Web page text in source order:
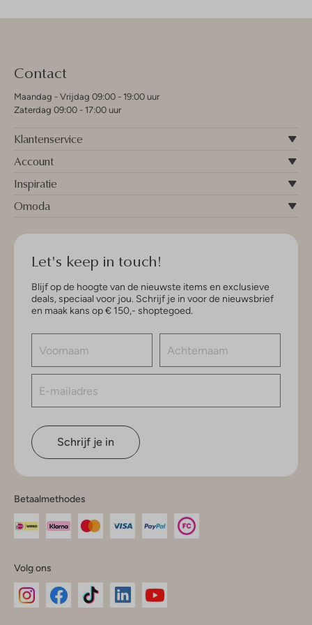
Contact
Maandag - Vrijdag 09:00 - 19:00 uur
Zaterdag 09:00 - 17:00 uur
Klantenservice
Account
Inspiratie
Omoda
Let's keep in touch!
Blijf op de hoogte van de nieuwste items en exclusieve
deals, speciaal voor jou. Schrijf je in voor de nieuwsbrief
en maak kans op € 150,- shoptegoed.
Schrijf je in
Betaalmethodes
Volg ons